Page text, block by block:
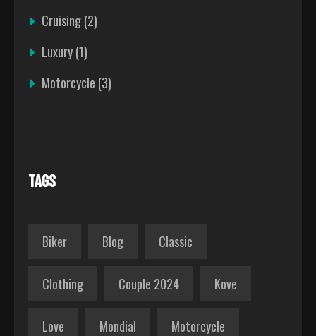
Cruising(2)
Luxury(1)
Motorcycle (3)
TAGS
Biker Blog Classic
Clothing Couple 2024 Kove
Love Mondial Motorcycle